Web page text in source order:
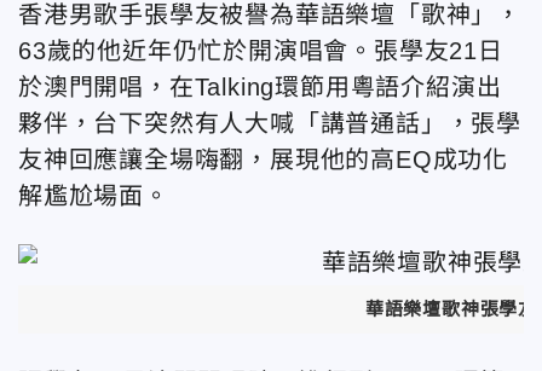
香港男歌手張學友被譽為華語樂壇「歌神」，
63歲的他近年仍忙於開演唱會。張學友21日
於澳門開唱，在Talking環節用粵語介紹演出
夥伴，台下突然有人大喊「講普通話」，張學
友神回應讓全場嗨翻，展現他的高EQ成功化
解尷尬場面。
華語樂壇歌神張學